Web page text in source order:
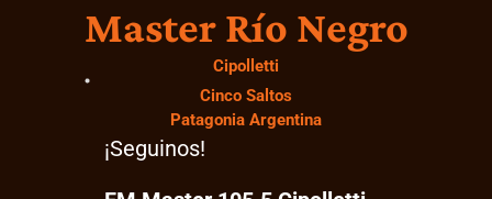
Master Río Negro
Cipolletti
Cinco Saltos
Patagonia Argentina
¡Seguinos!